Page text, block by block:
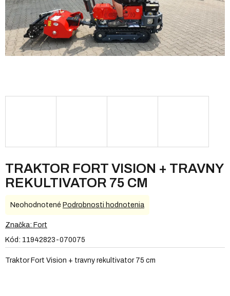
TRAKTOR FORT VISION + TRAVNY
REKULTIVATOR 75 CM
Kód: 11942823-070075
Traktor Fort Vision + travny rekultivator 75 cm
Priemerné
produktu
0,0
5
Neohodnotené Podrobnosti hodnotenia
Značka: Fort